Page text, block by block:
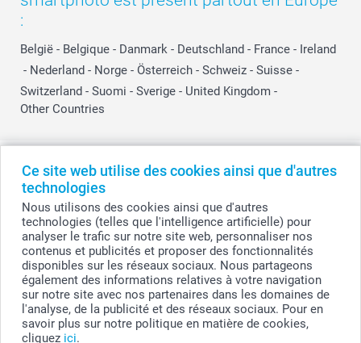
Ce site web utilise des cookies ainsi que d'autres
technologies
Nous utilisons des cookies ainsi que d'autres
technologies (telles que l'intelligence artificielle) pour
analyser le trafic sur notre site web, personnaliser nos
contenus et publicités et proposer des fonctionnalités
disponibles sur les réseaux sociaux. Nous partageons
également des informations relatives à votre navigation
sur notre site avec nos partenaires dans les domaines de
l'analyse, de la publicité et des réseaux sociaux. Pour en
savoir plus sur notre politique en matière de cookies,
cliquez ici.
:
België - Belgique - Danmark - Deutschland - France - Ireland
- Nederland - Norge - Österreich - Schweiz - Suisse -
Switzerland - Suomi - Sverige - United Kingdom -
Other Countries
© smartphoto group. Tous droits réservés
smartphoto group SA.
Siège social : Kwatrechtsteenweg 160, 9230 Wetteren, Belgique
Numéro de TVA BE 0405.706.755
Numéro d'entreprise 0405.706.755.
Coordonnées bancaires: IBAN BE71 2850 2711 5569 - BIC: GEBABEBB
Tous les prix sont en EURO (€), TVA incluse et hors frais de port.